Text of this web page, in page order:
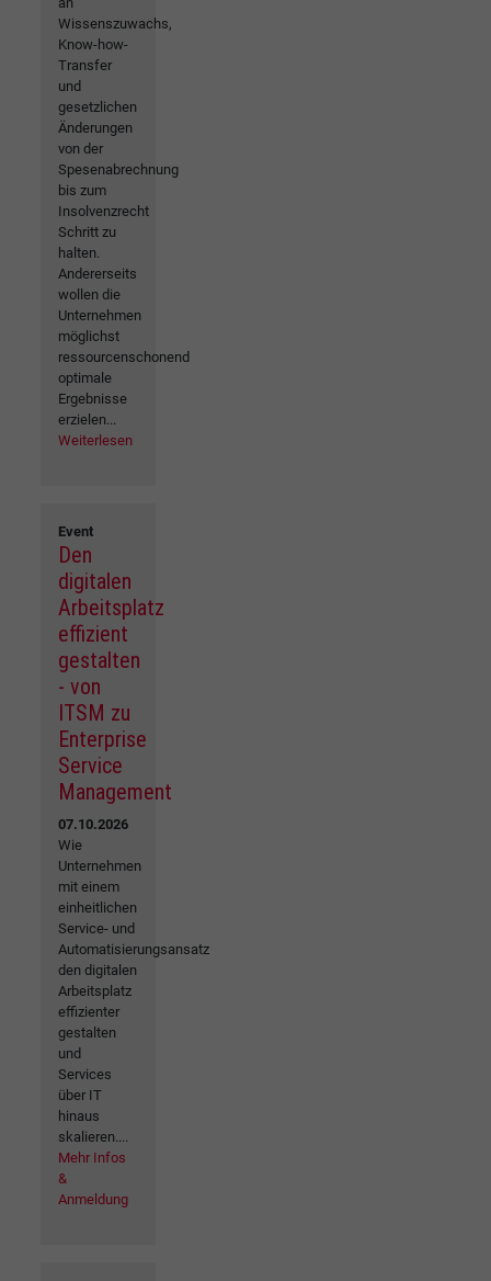
Wissenszuwachs,
Know-how-
Transfer
und
gesetzlichen
Änderungen
von der
Spesenabrechnung
bis zum
Insolvenzrecht
Schritt zu
halten.
Andererseits
wollen die
Unternehmen
möglichst
ressourcenschonend
optimale
Ergebnisse
erzielen...
Weiterlesen
Event
Den
digitalen
Arbeitsplatz
effizient
gestalten
- von
ITSM zu
Enterprise
Service
Management
07.10.2026
Wie
Unternehmen
mit einem
einheitlichen
Service- und
Automatisierungsansatz
den digitalen
Arbeitsplatz
effizienter
gestalten
und
Services
über IT
hinaus
skalieren....
Mehr Infos
&
Anmeldung